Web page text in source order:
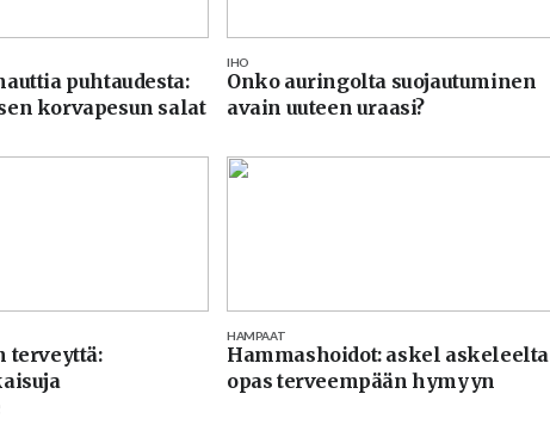
puhtaudesta:
korvapesun salat
terveyttä:
Onko auringolta suojautuminen
avain uuteen uraasi?
IHO
Hammashoidot: askel askeleelta
opas terveempään hymyyn
HAMPAAT